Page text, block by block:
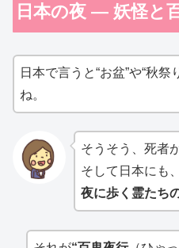
日本の夜 ― 妖怪と
日本で言うと“お盆”や“秋祭
ね。
そうそう、死者
そして日本にも、
夜に歩く霊たち